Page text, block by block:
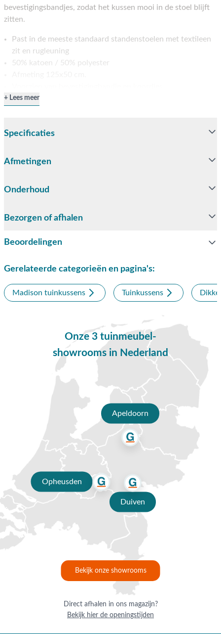
bevestigingsbandjes, zodat het kussen mooi in de stoel blijft
zitten.
Past in de meeste standaard standenstoelen met textileen
zit en rugleuning
50% katoen / 50% polyester
Stevig kussens voor heerlijk zitcomfort
Lees meer
Specificaties
Afmetingen
Onderhoud
Bezorgen of afhalen
Beoordelingen
Gerelateerde categorieën en pagina's:
Madison tuinkussens Tuinkussens
Onze 3 tuinmeubel-
showrooms in Nederland
Apeldoorn
Opheusden
Duiven
Bekijk onze showrooms
Direct afhalen in ons magazijn?
Bekijk hier de openingstijden